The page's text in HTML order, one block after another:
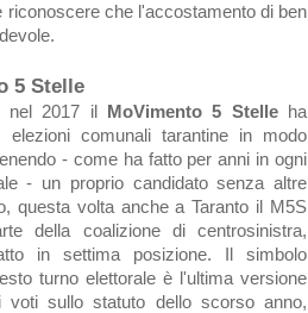
riconoscere che l'accostamento di ben
5 Stelle
nel 2017 il MoVimento 5 Stelle
ha
elezioni comunali tarantine in modo
- come ha fatto per anni in ogni
- un proprio candidato senza altre
questa volta anche a Taranto il M5S
della coalizione di centrosinistra,
in settima posizione. Il simbolo
turno elettorale è l'ultima versione
voti sullo statuto dello scorso anno,